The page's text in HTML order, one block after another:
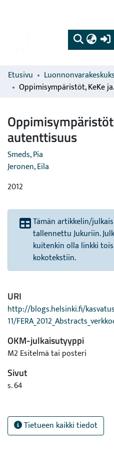
Etusivu
autenttisuus
Smeds, Pia
Jeronen, Eila
2012
Tämän artikkelin/
tallennettu Jukuriin.
kuitenkin olla linkki
kokotekstiin.
URI
http://blogs.helsinki.fi/
11/
OKM-julkaisutyyppi
M2 Esitelmä tai posteri
Sivut
s. 64
Tietueen kaikki tiedot